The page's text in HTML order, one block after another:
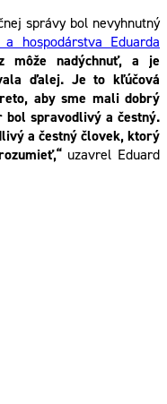
správy bol nevyhnutný
hospodárstva Eduarda
môže nadýchnuť, a je
ďalej. Je to kľúčová
aby sme mali dobrý
bol spravodlivý a čestný.
a čestný človek, ktorý
uzavrel Eduard